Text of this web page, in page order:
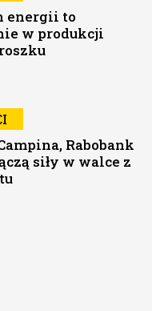
energii to
w produkcji
Rabobank
siły w walce z